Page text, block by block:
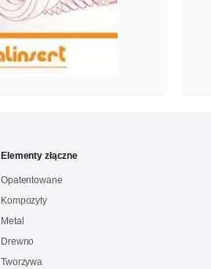
Elementy złączne
Opatentowane
Kompozyty
Metal
Drewno
Tworzywa